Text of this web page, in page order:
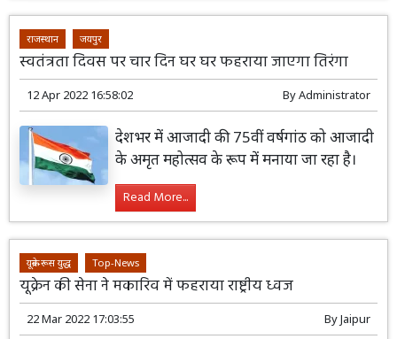
राजस्थान जयपुर
स्वतंत्रता दिवस पर चार दिन घर घर फहराया जाएगा तिरंगा
12 Apr 2022 16:58:02 ByAdministrator
देशभर में आजादी की 75वीं वर्षगांठ को आजादी
के अमृत महोत्सव के रूप में मनाया जा रहा है।
Read More...
यूक्रेन-रूस युद्ध Top-News
यूक्रेन की सेना ने मकारिव में फहराया राष्ट्रीय ध्वज
22 Mar 2022 17:03:55 ByJaipur